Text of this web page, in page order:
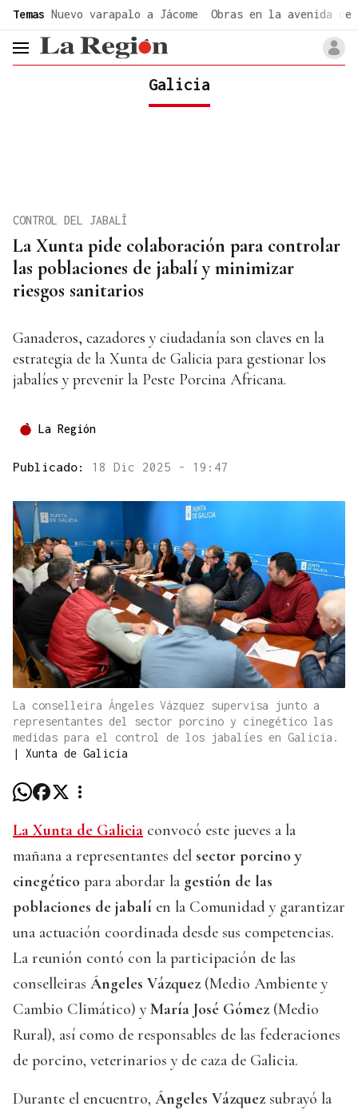
Temas Nuevo varapalo a Jácome Obras en la avenida de
header.menu.open
Galicia
La Xunta pide colaboración para controlar
las poblaciones de jabalí y minimizar
riesgos sanitarios
CONTROL DEL JABALÍ
Ganaderos, cazadores y ciudadanía son claves en la
estrategia de la Xunta de Galicia para gestionar los
jabalíes y prevenir la Peste Porcina Africana.
La Región
Publicado: 18 Dic 2025 - 19:47
La conselleira Ángeles Vázquez supervisa junto a
representantes del sector porcino y cinegético las
medidas para el control de los jabalíes en Galicia.
| Xunta de Galicia
La Xunta de Galicia convocó este jueves a la
mañana a representantes del sector porcino y
cinegético para abordar la gestión de las
poblaciones de jabalí en la Comunidad y garantizar
una actuación coordinada desde sus competencias.
La reunión contó con la participación de las
conselleiras Ángeles Vázquez (Medio Ambiente y
Cambio Climático) yMaría José Gómez (Medio
Rural), así como de responsables de las federaciones
de porcino, veterinarios y de caza de Galicia.
Durante el encuentro, Ángeles Vázquez subrayó la